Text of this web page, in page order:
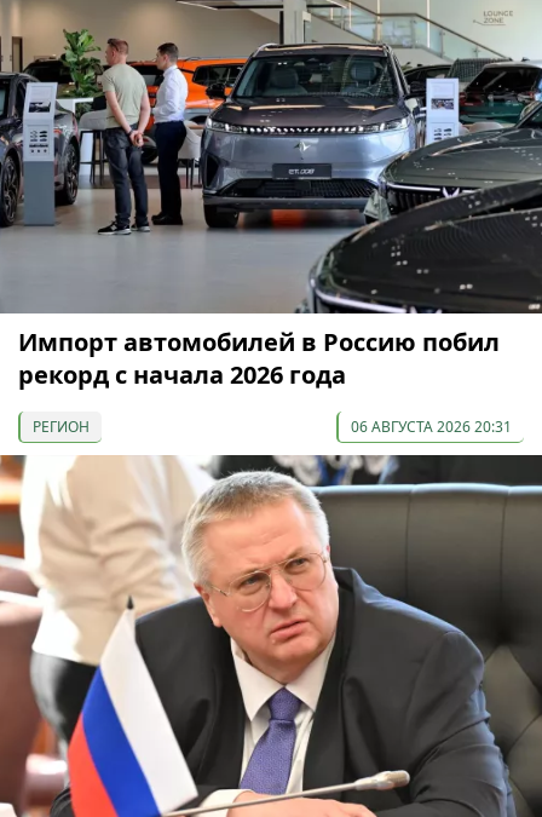
Импорт автомобилей в Россию побил
рекорд с начала 2026 года
РЕГИОН 06 АВГУСТА 2026 20:31